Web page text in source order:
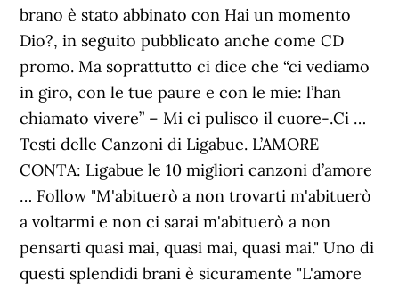
brano è stato abbinato con Hai un momento
Dio?, in seguito pubblicato anche come CD
promo. Ma soprattutto ci dice che “ci vediamo
in giro, con le tue paure e con le mie: l’han
chiamato vivere” – Mi ci pulisco il cuore-.Ci …
Testi delle Canzoni di Ligabue. L’AMORE
CONTA: Ligabue le 10 migliori canzoni d’amore
… Follow "M'abituerò a non trovarti m'abituerò
a voltarmi e non ci sarai m'abituerò a non
pensarti quasi mai, quasi mai, quasi mai." Uno di
questi splendidi brani è sicuramente "L'amore